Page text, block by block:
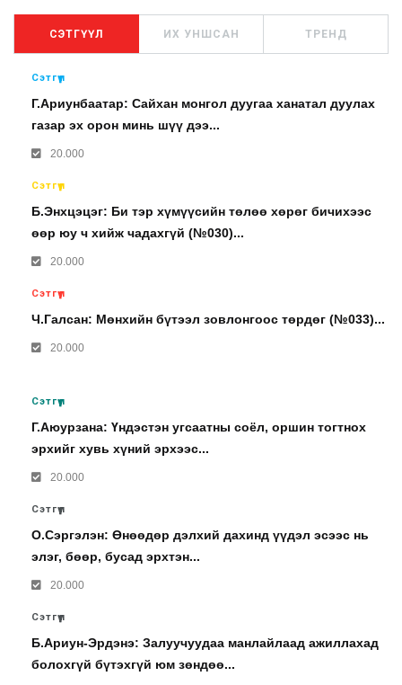
СЭТГҮҮЛ ИХ УНШСАН ТРЕНД
Сэтгүүл
Г.Ариунбаатар: Сайхан монгол дуугаа ханатал дуулах
газар эх орон минь шүү дээ...
20.000
Сэтгүүл
Б.Энхцэцэг: Би тэр хүмүүсийн төлөө хөрөг бичихээс
өөр юу ч хийж чадахгүй (№030)...
20.000
Сэтгүүл
Ч.Галсан: Мөнхийн бүтээл зовлонгоос төрдөг (№033)...
20.000
Сэтгүүл
Г.Аюурзана: Үндэстэн угсаатны соёл, оршин тогтнох
эрхийг хувь хүний эрхээс...
20.000
Сэтгүүл
О.Сэргэлэн: Өнөөдөр дэлхий дахинд үүдэл эсээс нь
элэг, бөөр, бусад эрхтэн...
20.000
Сэтгүүл
Б.Ариун-Эрдэнэ: Залуучуудаа манлайлаад ажиллахад
болохгүй бүтэхгүй юм зөндөө...